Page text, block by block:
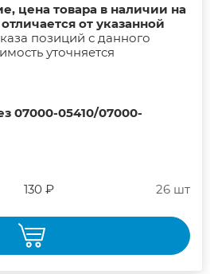
цена товара в наличии на
от указанной
позиций с данного
уточняется
07000-05410/07000-
130 ₽ 26 шт